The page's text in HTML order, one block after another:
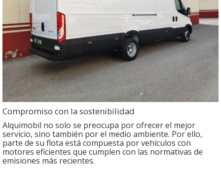
Compromiso con la sostenibilidad
Alquimobil no solo se preocupa por ofrecer el mejor
servicio, sino también por el medio ambiente. Por ello,
parte de su flota está compuesta por vehículos con
motores eficientes que cumplen con las normativas de
emisiones más recientes.